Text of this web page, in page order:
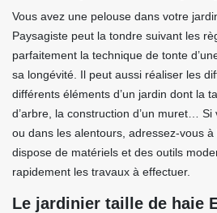
Vous avez une pelouse dans votre
Paysagiste peut la tondre suivant les
parfaitement la technique de tonte
sa longévité. Il peut aussi réaliser les
différents éléments d’un jardin dont la
d’arbre, la construction d’un muret…
ou dans les alentours, adressez-vous
dispose de matériels et des outils
rapidement les travaux à effectuer.
Le jardinier taille de haie